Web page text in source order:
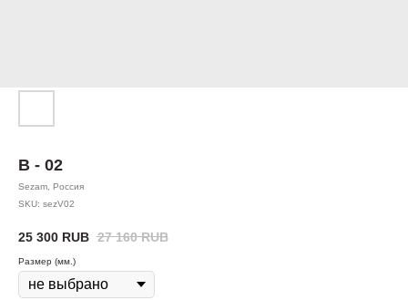
В - 02
Sezam, Россия
SKU: sezV02
25 300 RUB 27 160 RUB
Размер (мм.)